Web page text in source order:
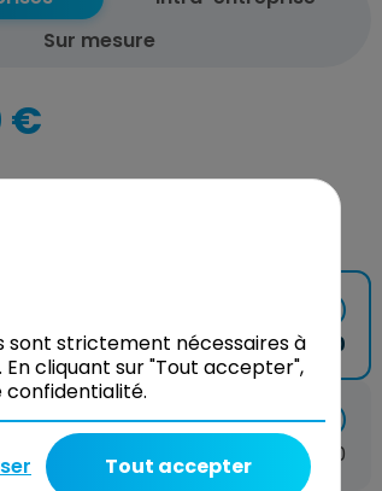
Sur mesure
€
:1 jour Horaires :09:00 – 17:00
2026 Disponible
1 jour Horaires :09:00 – 18:00
sont strictement nécessaires à
cliquant sur "Tout accepter",
confidentialité.
Tout accepter